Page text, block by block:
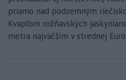
priamo nad podzemným
Kvapľom rožňavských
metra najväčším v strednej